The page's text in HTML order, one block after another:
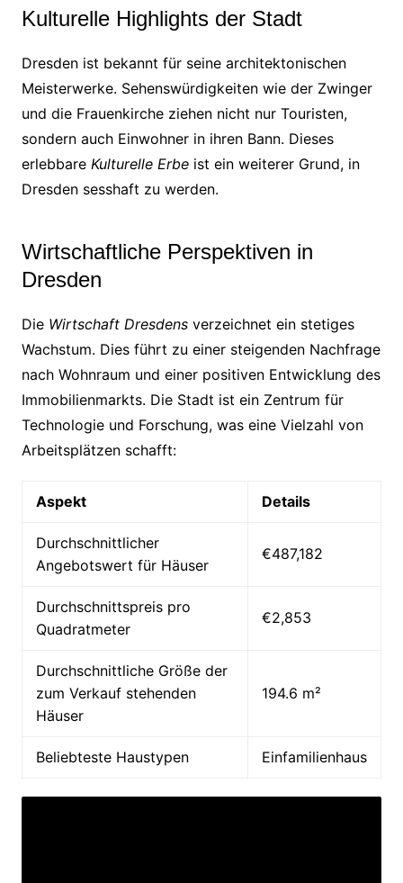
Kulturelle Highlights der Stadt
Dresden ist bekannt für seine architektonischen
Meisterwerke. Sehenswürdigkeiten wie der Zwinger
und die Frauenkirche ziehen nicht nur Touristen,
sondern auch Einwohner in ihren Bann. Dieses
erlebbare Kulturelle Erbeist ein weiterer Grund, in
Dresden sesshaft zu werden.
Wirtschaftliche Perspektiven in
Dresden
Die Wirtschaft Dresdensverzeichnet ein stetiges
Wachstum. Dies führt zu einer steigenden Nachfrage
nach Wohnraum und einer positiven Entwicklung des
Immobilienmarkts. Die Stadt ist ein Zentrum für
Technologie und Forschung, was eine Vielzahl von
Arbeitsplätzen schafft:
Aspekt Details
Durchschnittlicher
Angebotswert für Häuser
€487,182
Durchschnittspreis pro
Quadratmeter
€2,853
Durchschnittliche Größe der
zum Verkauf stehenden
Häuser
194.6 m²
Beliebteste Haustypen Einfamilienhaus